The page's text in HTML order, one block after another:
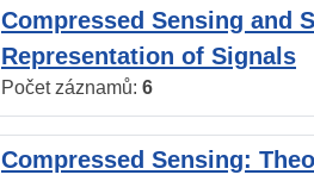
Compressed Sensing and
Representation of Signals
Počet záznamů: 6
Compressed Sensing: